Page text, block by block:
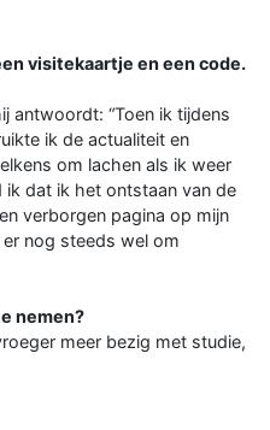
visitekaartje en een code.
antwoordt: “Toen ik tijdens
ik de actualiteit en
om lachen als ik weer
ik dat ik het ontstaan van de
verborgen pagina op mijn
er nog steeds wel om
nemen?
meer bezig met studie,